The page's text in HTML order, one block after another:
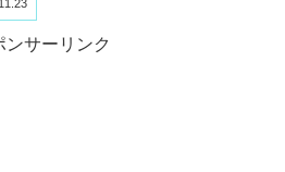
ンサーリンク